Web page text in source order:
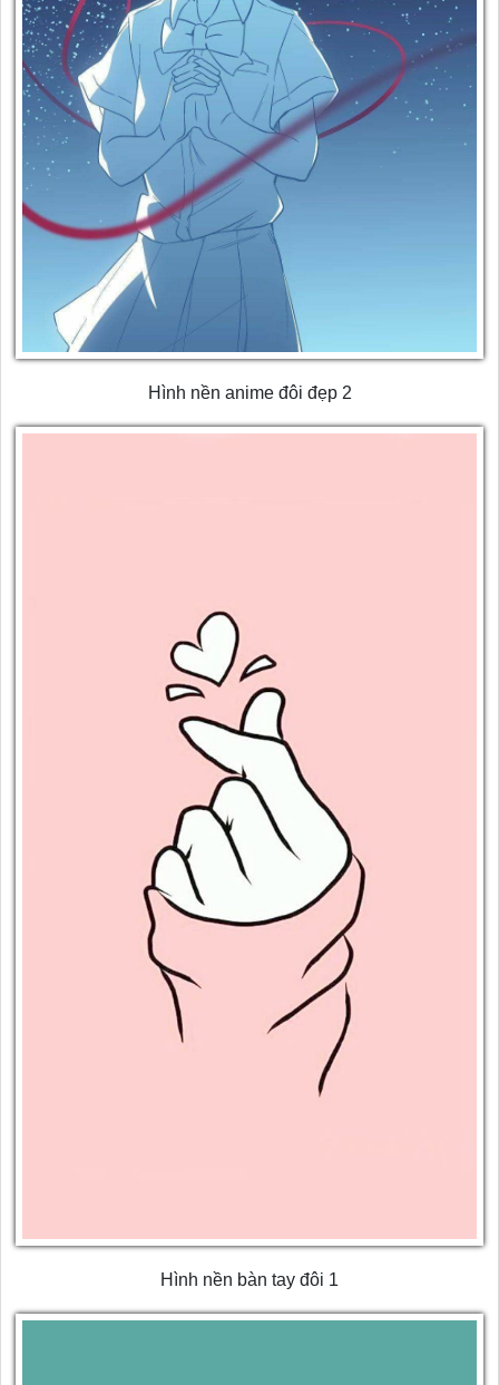
Hình nền anime đôi đẹp 2
Hình nền bàn tay đôi 1